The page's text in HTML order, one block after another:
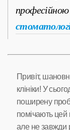
Привіт,
клініки! У
поширену
помічають цей
але не завжди